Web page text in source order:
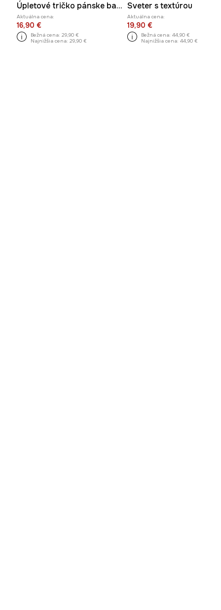
Úpletové tričko pánske bavlnené
Aktuálna cena:
16,90 €
Bežná cena: 29,90 €
Najnižšia cena: 29,90 €
Sveter s textúrou
Aktuálna cena:
19,90 €
Bežná cena: 44,90 €
Najnižšia cena: 44,90 €